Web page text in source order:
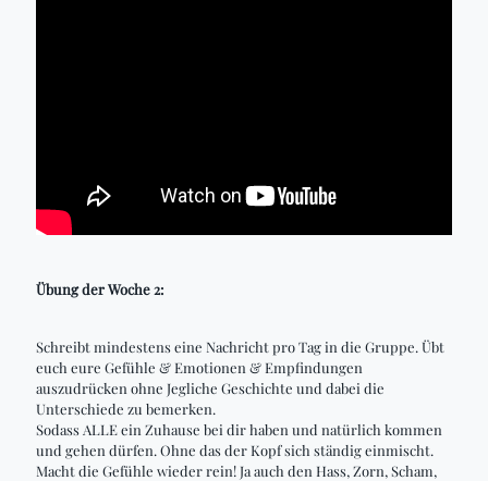
Übung der Woche 2:
Schreibt mindestens eine Nachricht pro Tag in die Gruppe. Übt
euch eure Gefühle & Emotionen & Empfindungen
auszudrücken ohne Jegliche Geschichte und dabei die
Unterschiede zu bemerken.
Sodass ALLE ein Zuhause bei dir haben und natürlich kommen
und gehen dürfen. Ohne das der Kopf sich ständig einmischt.
Macht die Gefühle wieder rein! Ja auch den Hass, Zorn, Scham,